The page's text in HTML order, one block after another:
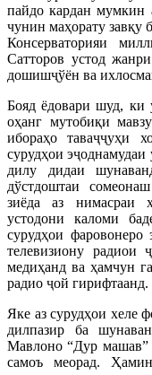
пайдо кардан мумкин
чунин маҳорату завқу
Консерваторияи
Сатторов устод
дошишҷўён ва
Бояд ёдовари шуд, ки
оҳанг мутобиқи
ибораҳо таваҷҷуҳи
сурудҳои эҷоднамудаи
дилу дидаи
дўстдоштаи
зиёда аз нимасраи
устодони каломи
сурудҳои фаровонеро
телевизиону радиои
медиҳанд ва ҳамчун
радио ҷой гирифтаанд.
Яке аз сурудҳои хеле
дилпазир ба
Мавлоно “Дур машав”
самоъ меорад.